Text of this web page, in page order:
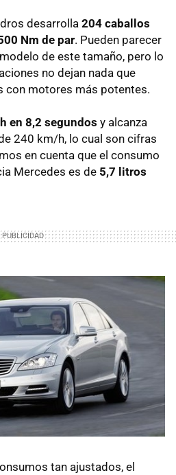
desarrolla 204 caballos
Nm de par. Pueden parecer
de este tamaño, pero lo
no dejan nada que
con motores más potentes.
en 8,2 segundos y alcanza
240 km/h, lo cual son cifras
en cuenta que el consumo
Mercedes es de 5,7 litros
tan ajustados, el